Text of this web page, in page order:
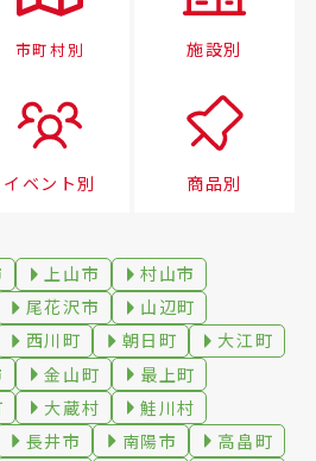
市町村別 施設別
イベント別 商品別
上山市
村山市
尾花沢市
山辺町
西川町 朝日町
大江町
金山町
最上町
大蔵村
鮭川村
長井市 南陽市 高畠町